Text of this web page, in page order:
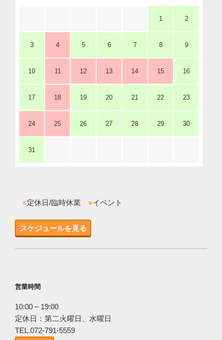
1 2
3 4 5 6 7 8 9
10 11 12 13 14 15 16
17 18 19 20 21 22 23
24 25 26 27 28 29 30
31
■定休日/臨時休業 ■イベント
スケジュールを見る
営業時間
10:00 – 19:00
定休日：第二火曜日、水曜日
TEL.072-791-5559